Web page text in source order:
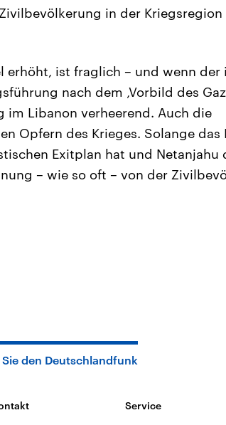
in der Kriegsregion
erhöht, ist fraglich – und wenn der
nach dem ‚Vorbild des
Libanon verheerend. Auch die
Opfern des Krieges. Solange das
Exitplan hat und Netanjahu
– wie so oft – von der
den Deutschlandfunk
Service